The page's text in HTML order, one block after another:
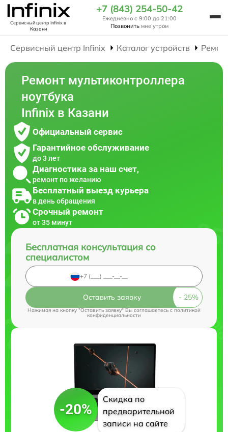
Сервисный центр Infinixв
Казани
+7 (843) 254-50-42
Ежедневно с 9:00 до 21:00
Позвонить мне утром
Сервисный центр Infinix Каталог устройств
Ремонт мультиконтроллера
ноутбука
Infinix в Казани
Официальный сервис
Гарантийное обслуживание
до 3 лет
Диагностика за наш счет,
ремонт по желанию
Бесплатный выезд курьера
в день обращения
Срочный ремонт
от 35 минут
Бесплатная консультация со
специалистом
Оставить заявку
Нажимая на кнопку "Оставить заявку" Вы соглашаетесь cполитикой
конфиденциальности
-20%
Скидка по
предварительной
записи на сайте